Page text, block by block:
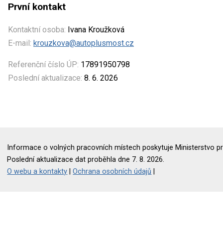
První kontakt
Kontaktní osoba: Ivana Kroužková
E-mail: krouzkova@autoplusmost.cz
Referenční číslo ÚP: 17891950798
Poslední aktualizace: 8. 6. 2026
Informace o volných pracovních místech poskytuje Ministerstvo
Poslední aktualizace dat proběhla dne 7. 8. 2026.
O webu a kontakty |Ochrana osobních údajů